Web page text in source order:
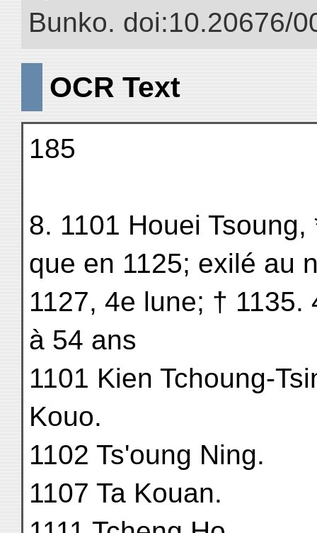
Bunko. doi:10.20676/
OCR Text
185
8. 1101 Houei
que en 1125; exilé au
1127, 4e lune; † 1135.
à 54 ans
1101 Kien Tchoung-
Kouo.
1102 Ts'oung Ning.
1107 Ta Kouan.